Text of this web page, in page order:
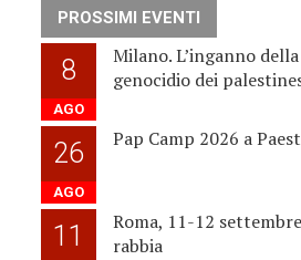
PROSSIMI EVENTI
8
AGO
Milano. L’inganno
genocidio dei
26
AGO
Pap Camp 2026 a
11
Roma, 11-12
rabbia